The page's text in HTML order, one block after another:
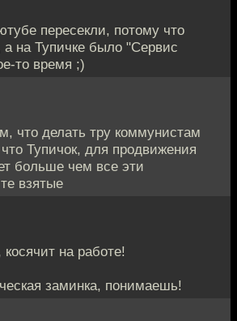
пересекли, потому что
а на Тупичке было "Сервис
то время ;)
что делать тру коммунистам
Тупичок, для продвижения
больше чем все эти
взятые
на работе!
заминка, понимаешь!